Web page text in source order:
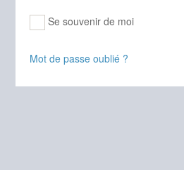
Se souvenir de moi
Mot de passe oublié ?